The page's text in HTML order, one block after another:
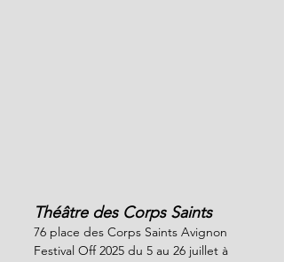
Théâtre des Corps Saints
76 place des Corps Saints Avignon
Festival Off 2025 du 5 au 26 juillet à